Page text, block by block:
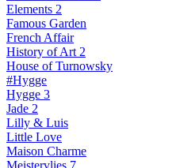
Elements 2
Famous Garden
French Affair
History of Art 2
House of Turnowsky
#Hygge
Hygge 3
Jade 2
Lilly & Luis
Little Love
Maison Charme
Meistervlies 7